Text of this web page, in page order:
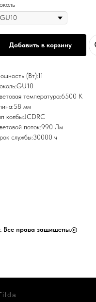
Добавить в корзину
(Вт):11
температура:6500 К
мм
колбы:JCDRC
поток:990 Лм
службы:30000 ч
Все права защищены.©